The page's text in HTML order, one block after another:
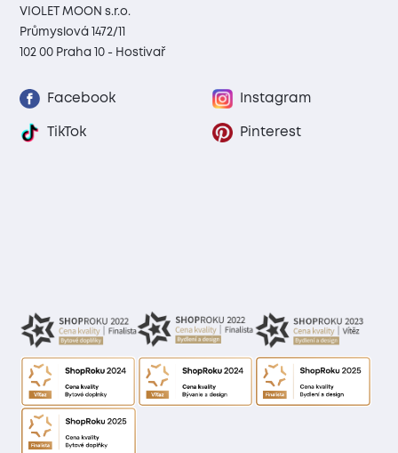
VIOLET MOON s.r.o.
Průmyslová 1472/11
102 00 Praha 10 - Hostivař
Facebook Instagram
TikTok Pinterest